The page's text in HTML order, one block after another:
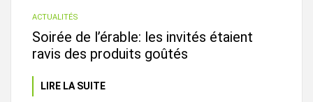
ACTUALITÉS
Soirée de l’érable: les invités étaient
ravis des produits goûtés
LIRE LA SUITE